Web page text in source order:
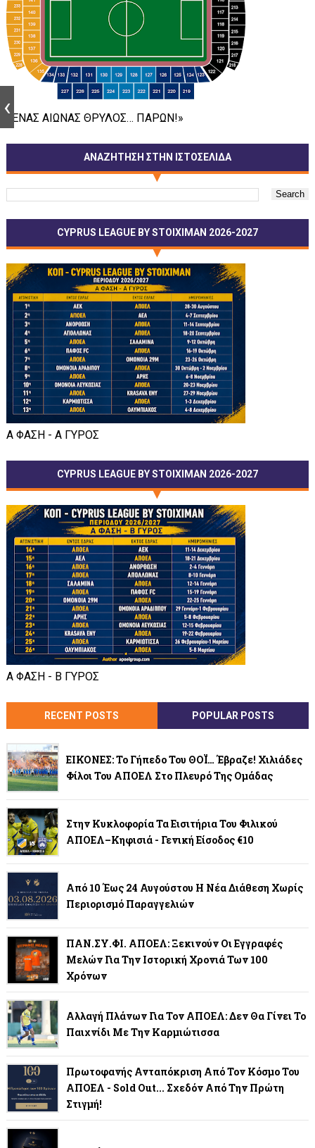
«ΕΝΑΣ ΑΙΩΝΑΣ ΘΡΥΛΟΣ… ΠΑΡΩΝ!»
ΑΝΑΖΗΤΗΣΗ ΣΤΗΝ ΙΣΤΟΣΕΛΙΔΑ
CYPRUS LEAGUE BY STOIXIMAN 2026-2027
Α ΦΑΣΗ - Α ΓΥΡΟΣ
CYPRUS LEAGUE BY STOIXIMAN 2026-2027
Α ΦΑΣΗ - Β ΓΥΡΟΣ
RECENT POSTS POPULAR POSTS
ΕΙΚΟΝΕΣ: Το Γήπεδο Του ΘΟΪ… Έβραζε! Χιλιάδες
Φίλοι Του ΑΠΟΕΛ Στο Πλευρό Της Ομάδας
Στην Κυκλοφορία Τα Εισιτήρια Του Φιλικού
ΑΠΟΕΛ–Κηφισιά - Γενική Είσοδος €10
Από 10 Έως 24 Αυγούστου Η Νέα Διάθεση Χωρίς
Περιορισμό Παραγγελιών
ΠΑΝ.ΣΥ.ΦΙ. ΑΠΟΕΛ: Ξεκινούν Οι Εγγραφές
Μελών Για Την Ιστορική Χρονιά Των 100
Χρόνων
Αλλαγή Πλάνων Για Τον ΑΠΟΕΛ: Δεν Θα Γίνει Το
Παιχνίδι Με Την Καρμιώτισσα
Πρωτοφανής Ανταπόκριση Από Τον Κόσμο Του
ΑΠΟΕΛ - Sold Out... Σχεδόν Από Την Πρώτη
Στιγμή!